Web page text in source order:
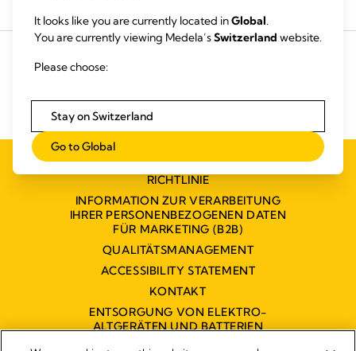
WEBSITE DATENSCHUTZ- UND COOKIE-
RICHTLINIE
INFORMATION ZUR VERARBEITUNG
IHRER PERSONENBEZOGENEN DATEN
FÜR MARKETING (B2B)
QUALITÄTSMANAGEMENT
ACCESSIBILITY STATEMENT
KONTAKT
ENTSORGUNG VON ELEKTRO-
ALTGERÄTEN UND BATTERIEN
BARRIEREFREIHEITSERKLÄRUNG
It looks like you are currently located inGlobal.
You are currently viewing Medela’sSwitzerland website.
Please choose:
Stay on Switzerland
Go to Global